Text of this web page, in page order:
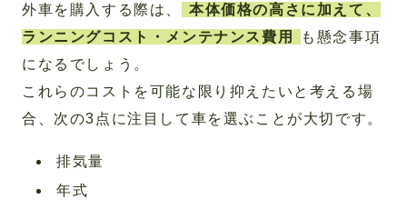
外車を購入する際は、
本体価格の高さに加えて、
ランニングコスト・メンテナンス費用
も懸念事項
になるでしょう。
これらのコストを可能な限り抑えたいと考える場
合、次の3点に注目して車を選ぶことが大切です。
排気量
年式